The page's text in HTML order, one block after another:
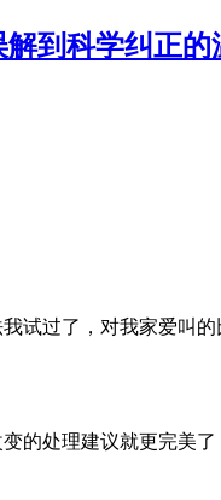
到科学纠正的
试过了，对我家爱叫
的处理建议就更完美